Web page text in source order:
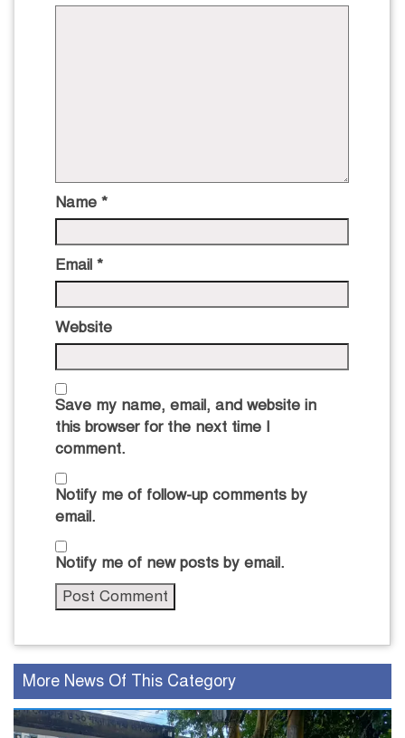
Name *
Email *
Website
Save my name, email, and website in
this browser for the next time I
comment.
Notify me of follow-up comments by
email.
Notify me of new posts by email.
More News Of This Category